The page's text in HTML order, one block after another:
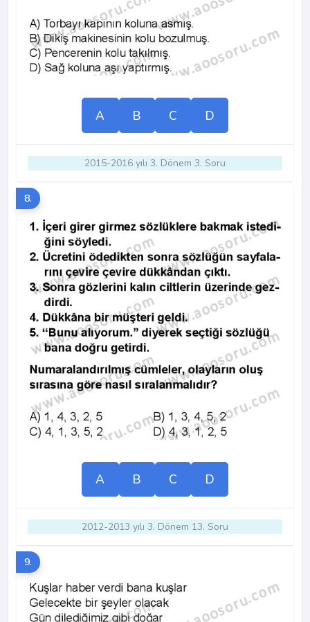
A B C D
2015-2016 yılı 3. Dönem 3. Soru
8.
A B C D
2012-2013 yılı 3. Dönem 13. Soru
9.